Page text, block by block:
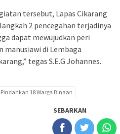
tersebut, Lapas Cikarang
2 pencegahan terjadinya
dapat mewujudkan peri
manusiawi di Lembaga
tegas S.E.G Johannes.
Pindahkan 18 Warga Binaan
SEBARKAN